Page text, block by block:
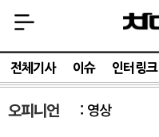
전체기사 이슈 인터링크
오피니언 영상